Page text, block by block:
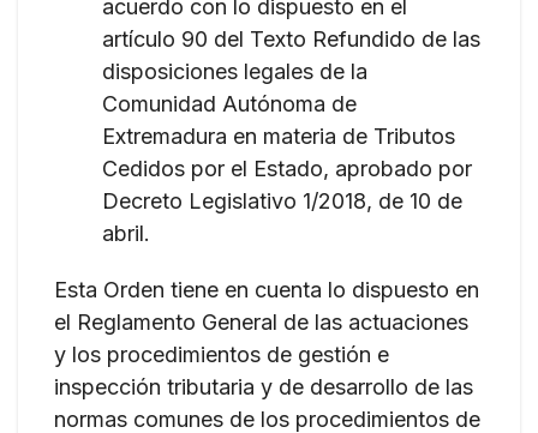
acuerdo con lo dispuesto en el
artículo 90 del Texto Refundido de las
disposiciones legales de la
Comunidad Autónoma de
Extremadura en materia de Tributos
Cedidos por el Estado, aprobado por
Decreto Legislativo 1/2018, de 10 de
abril.
Esta Orden tiene en cuenta lo dispuesto en
el Reglamento General de las actuaciones
y los procedimientos de gestión e
inspección tributaria y de desarrollo de las
normas comunes de los procedimientos de